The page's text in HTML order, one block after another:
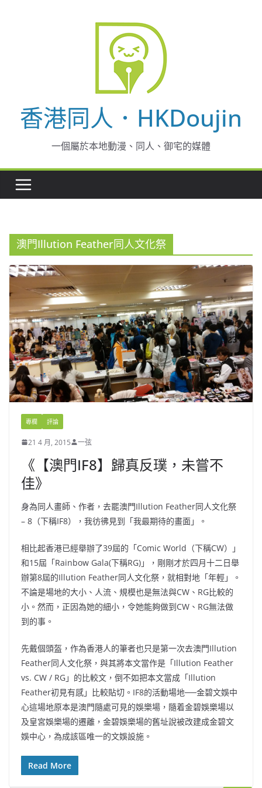
香港同人．HKDoujin
一個屬於本地動漫、同人、御宅的媒體
澳門Illution Feather同人文化祭
專欄 評論
21 4 月, 2015 一弦
《【澳門IF8】歸真反璞，未嘗不
佳》
身為同人畫師、作者，去罷澳門Illution Feather同人文化祭
– 8（下稱IF8），我彷彿見到「我最期待的畫面」。
相比起香港已經舉辦了39屆的「Comic World（下稱CW）」
和15屆「Rainbow Gala(下稱RG)」，剛剛才於四月十二日舉
辦第8屆的Illution Feather同人文化祭，就相對地「年輕」。
不論是場地的大小、人流、規模也是無法與CW、RG比較的
小。然而，正因為她的細小，令她能夠做到CW、RG無法做
到的事。
先戴個頭盔，作為香港人的筆者也只是第一次去澳門Illution
Feather同人文化祭，與其將本文當作是「Illution Feather
vs. CW / RG」的比較文，倒不如把本文當成「Illution
Feather初見有感」比較貼切。IF8的活動場地──金碧文娛中
心這場地原本是澳門隨處可見的娛樂場，隨着金碧娛樂場以
及皇宮娛樂場的遷離，金碧娛樂場的舊址說被改建成金碧文
娛中心，為成該區唯一的文娛設施。
Read More